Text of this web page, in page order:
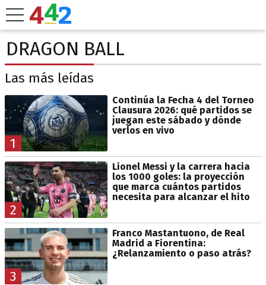
DRAGON BALL
Las más leídas
1
Continúa la Fecha 4 del Torneo
Clausura 2026: qué partidos se
juegan este sábado y dónde
verlos en vivo
2
Lionel Messi y la carrera hacia
los 1000 goles: la proyección
que marca cuántos partidos
necesita para alcanzar el hito
3
Franco Mastantuono, de Real
Madrid a Fiorentina:
¿Relanzamiento o paso atrás?